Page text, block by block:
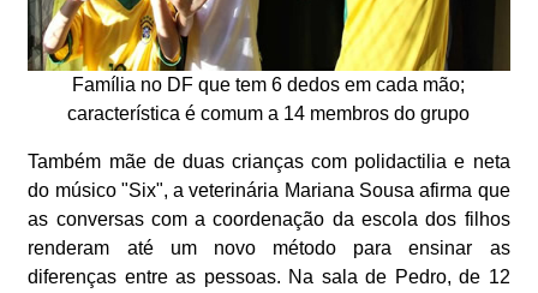
Família no DF que tem 6 dedos em cada mão;
característica é comum a 14 membros do grupo
Também mãe de duas crianças com polidactilia e neta
do músico "Six", a veterinária Mariana Sousa afirma que
as conversas com a coordenação da escola dos filhos
renderam até um novo método para ensinar as
diferenças entre as pessoas. Na sala de Pedro, de 12